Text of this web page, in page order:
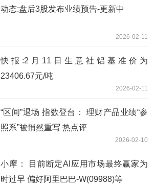
动态:盘后3股发布业绩预告-更新中
2026-02-11
快报:2月11日生意社铝基准价为
23406.67元/吨
2026-02-11
“区间”退场 指数登台： 理财产品业绩“参
照系”被悄然重写 热点评
2026-02-10
小摩： 目前断定AI应用市场最终赢家为
时过早 偏好阿里巴巴-W(09988)等